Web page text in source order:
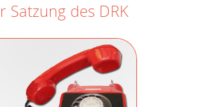
Satzung des DRK